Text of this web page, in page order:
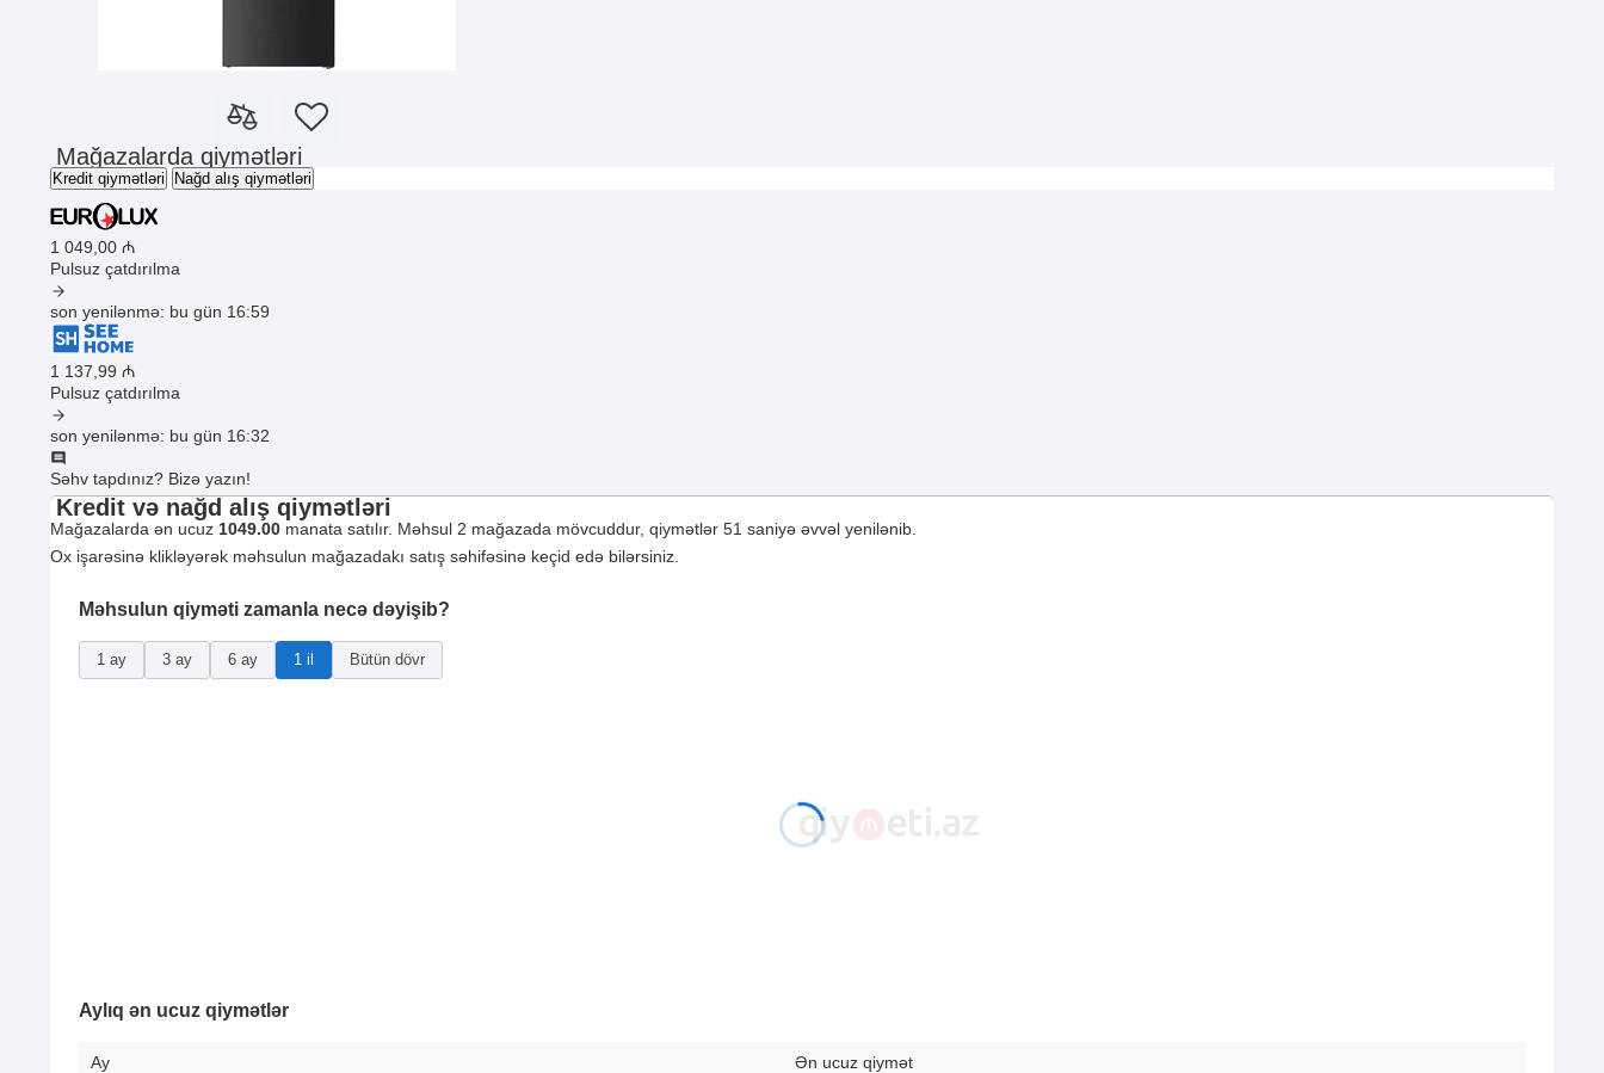
Mağazalarda qiymətləri
Kredit qiymətləri Nağd alış qiymətləri
1 049 ,00 ₼
Pulsuz çatdırılma
son yenilənmə: bu gün 16:59
1 137 ,99 ₼
Pulsuz çatdırılma
son yenilənmə: bu gün 16:32
Səhv tapdınız? Bizə yazın!
Kredit və nağd alış qiymətləri
Mağazalarda ən ucuz 1049.00 manata satılır. Məhsul 2 mağazada mövcuddur, qiymətlər 51 saniyə əvvəl yenilənib.
Ox işarəsinə klikləyərək məhsulun mağazadakı satış səhifəsinə keçid edə bilərsiniz.
Məhsulun qiyməti zamanla necə dəyişib?
1 ay 3 ay 6 ay 1 il Bütün dövr
Aylıq ən ucuz qiymətlər
Ay Ən ucuz qiymət